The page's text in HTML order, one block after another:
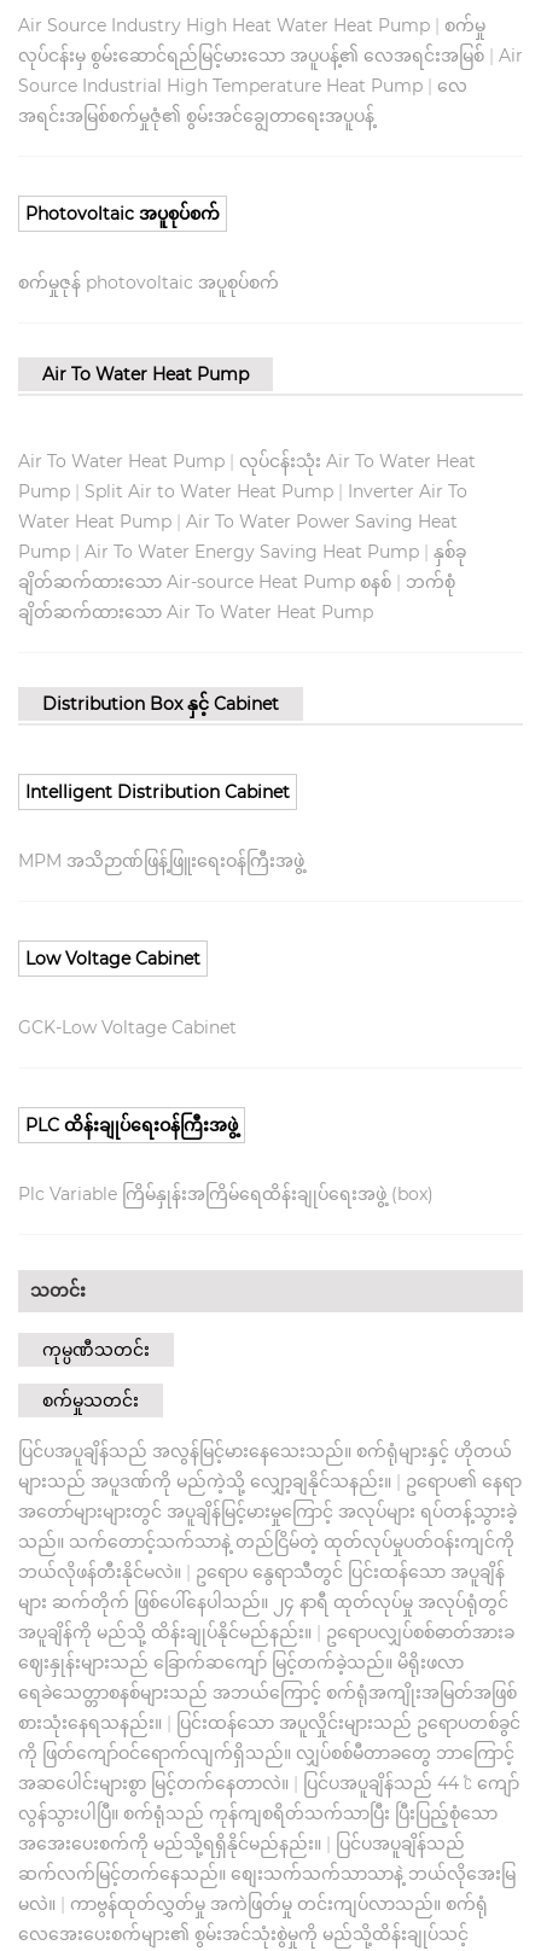
Air Source Industry High Heat Water Heat Pump | စက်မှု
လုပ်ငန်းမှ စွမ်းဆောင်ရည်မြင့်မားသော အပူပန့်၏ လေအရင်းအမြစ် | Air
Source Industrial High Temperature Heat Pump | လေ
အရင်းအမြစ်စက်မှုဇုံ၏ စွမ်းအင်ချွေတာရေးအပူပန့်
Photovoltaic အပူစုပ်စက်
စက်မှုဇုန် photovoltaic အပူစုပ်စက်
Air To Water Heat Pump
Air To Water Heat Pump | လုပ်ငန်းသုံး Air To Water Heat
Pump | Split Air to Water Heat Pump | Inverter Air To
Water Heat Pump | Air To Water Power Saving Heat
Pump | Air To Water Energy Saving Heat Pump | နှစ်ခု
ချိတ်ဆက်ထားသော Air-source Heat Pump စနစ် | ဘက်စုံ
ချိတ်ဆက်ထားသော Air To Water Heat Pump
Distribution Box နှင့် Cabinet
Intelligent Distribution Cabinet
MPM အသိဉာဏ်ဖြန့်ဖြူးရေးဝန်ကြီးအဖွဲ့
Low Voltage Cabinet
GCK-Low Voltage Cabinet
PLC ထိန်းချုပ်ရေးဝန်ကြီးအဖွဲ့
Plc Variable ကြိမ်နှုန်းအကြိမ်ရေထိန်းချုပ်ရေးအဖွဲ့ (box)
သတင်း
ကုမ္ပဏီသတင်း
စက်မှုသတင်း
ပြင်ပအပူချိန်သည် အလွန်မြင့်မားနေသေးသည်။ စက်ရုံများနှင့် ဟိုတယ်
များသည် အပူဒဏ်ကို မည်ကဲ့သို့ လျှော့ချနိုင်သနည်း။ | ဥရောပ၏ နေရာ
အတော်များများတွင် အပူချိန်မြင့်မားမှုကြောင့် အလုပ်များ ရပ်တန့်သွားခဲ့
သည်။ သက်တောင့်သက်သာနဲ့ တည်ငြိမ်တဲ့ ထုတ်လုပ်မှုပတ်ဝန်းကျင်ကို
ဘယ်လိုဖန်တီးနိုင်မလဲ။ | ဥရောပ နွေရာသီတွင် ပြင်းထန်သော အပူချိန်
များ ဆက်တိုက် ဖြစ်ပေါ်နေပါသည်။ ၂၄ နာရီ ထုတ်လုပ်မှု အလုပ်ရုံတွင်
အပူချိန်ကို မည်သို့ ထိန်းချုပ်နိုင်မည်နည်း။ | ဥရောပလျှပ်စစ်ဓာတ်အားခ
ဈေးနှုန်းများသည် ခြောက်ဆကျော် မြင့်တက်ခဲ့သည်။ မိရိုးဖလာ
ရေခဲသေတ္တာစနစ်များသည် အဘယ်ကြောင့် စက်ရုံအကျိုးအမြတ်အဖြစ်
စားသုံးနေရသနည်း။ | ပြင်းထန်သော အပူလှိုင်းများသည် ဥရောပတစ်ခွင်
ကို ဖြတ်ကျော်ဝင်ရောက်လျက်ရှိသည်။ လျှပ်စစ်မီတာခတွေ ဘာကြောင့်
အဆပေါင်းများစွာ မြင့်တက်နေတာလဲ။ | ပြင်ပအပူချိန်သည် 44 ℃ ကျော်
လွန်သွားပါပြီ။ စက်ရုံသည် ကုန်ကျစရိတ်သက်သာပြီး ပြီးပြည့်စုံသော
အအေးပေးစက်ကို မည်သို့ရရှိနိုင်မည်နည်း။ | ပြင်ပအပူချိန်သည်
ဆက်လက်မြင့်တက်နေသည်။ စျေးသက်သက်သာသာနဲ့ ဘယ်လိုအေးမြ
မလဲ။ | ကာဗွန်ထုတ်လွှတ်မှု အကဲဖြတ်မှု တင်းကျပ်လာသည်။ စက်ရုံ
လေအေးပေးစက်များ၏ စွမ်းအင်သုံးစွဲမှုကို မည်သို့ထိန်းချုပ်သင့်